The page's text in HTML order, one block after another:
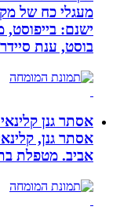
מעגלי כח של מקדמי
ישנם: בייפוסט, מגה
בוסט, ענת סיידר ,
אסתר גנן קלינאית
אסתר גנן, קלינאית
אביב. מטפלת